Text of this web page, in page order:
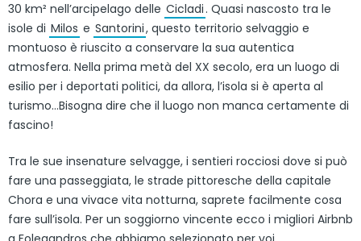
30 km² nell’arcipelago delle Cicladi . Quasi nascosto tra le
isole di Milos e Santorini, questo territorio selvaggio e
montuoso è riuscito a conservare la sua autentica
atmosfera. Nella prima metà del XX secolo, era un luogo di
esilio per i deportati politici, da allora, l’isola si è aperta al
turismo…Bisogna dire che il luogo non manca certamente di
fascino!
Tra le sue insenature selvagge, i sentieri rocciosi dove si può
fare una passeggiata, le strade pittoresche della capitale
Chora e una vivace vita notturna, saprete facilmente cosa
fare sull’isola. Per un soggiorno vincente ecco i migliori Airbnb